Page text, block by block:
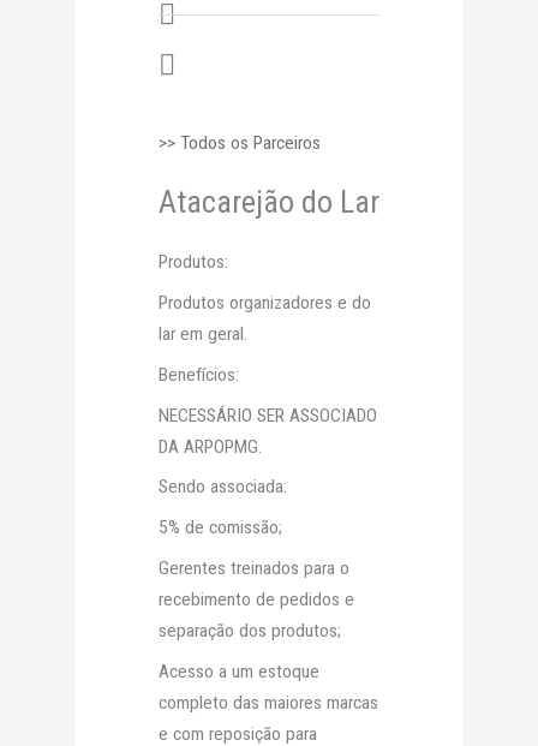
>> Todos os Parceiros
Atacarejão do Lar
Produtos:
Produtos organizadores e do
lar em geral.
Benefícios:
NECESSÁRIO SER ASSOCIADO
DA ARPOPMG.
Sendo associada:
5% de comissão;
Gerentes treinados para o
recebimento de pedidos e
separação dos produtos;
Acesso a um estoque
completo das maiores marcas
e com reposição para